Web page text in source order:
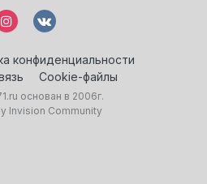
конфиденциальности
Cookie-файлы
основан в 2006г.
Invision Community